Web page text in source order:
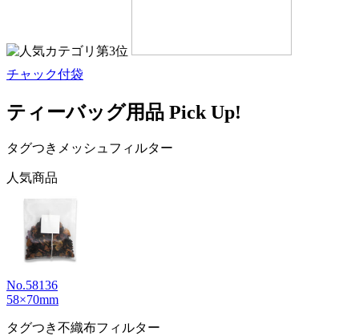
チャック付袋
ティーバッグ用品 Pick Up!
タグつきメッシュフィルター
人気商品
No.58136
58×70mm
タグつき不織布フィルター